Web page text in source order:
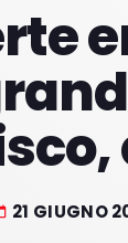
21 GIUGNO